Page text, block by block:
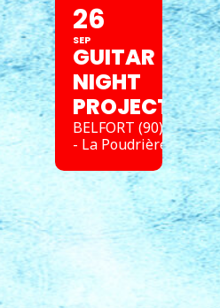
26
SEP
GUITAR
NIGHT
PROJECT
BELFORT (90)
- La Poudrière